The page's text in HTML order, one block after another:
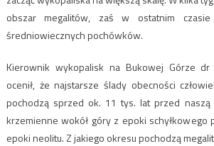
obszar megalitów, zaś w ostatnim
średniowiecznych pochówków.
Kierownik wykopalisk na Bukowej Górze dr
ocenił, że najstarsze ślady obecności
pochodzą sprzed ok. 11 tys. lat przed
krzemienne wokół góry z epoki schyłkowego
epoki neolitu. Z jakiego okresu pochodzą